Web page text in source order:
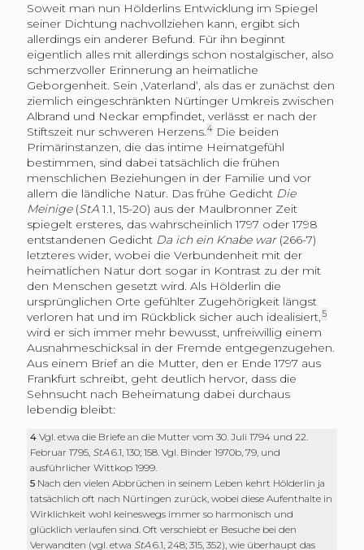
Soweit man nun Hölderlins Entwicklung im Spiegel
seiner Dichtung nachvollziehen kann, ergibt sich
allerdings ein anderer Befund. Für ihn beginnt
eigentlich alles mit allerdings schon nostalgischer, also
schmerzvoller Erinnerung an heimatliche
Geborgenheit. Sein ‚Vaterland‘, als das er zunächst den
ziemlich eingeschränkten Nürtinger Umkreis zwischen
Albrand und Neckar empfindet, verlässt er nach der
Stiftszeit nur schweren Herzens.4Die beiden
Primärinstanzen, die das intime Heimatgefühl
bestimmen, sind dabei tatsächlich die frühen
menschlichen Beziehungen in der Familie und vor
allem die ländliche Natur. Das frühe Gedicht Die
Meinige (StA1.1, 15-20) aus der Maulbronner Zeit
spiegelt ersteres, das wahrscheinlich 1797 oder 1798
entstandenen Gedicht Da ich ein Knabe war (266-7)
letzteres wider, wobei die Verbundenheit mit der
heimatlichen Natur dort sogar in Kontrast zu der mit
den Menschen gesetzt wird. Als Hölderlin die
ursprünglichen Orte gefühlter Zugehörigkeit längst
verloren hat und im Rückblick sicher auch idealisiert,5
wird er sich immer mehr bewusst, unfreiwillig einem
Ausnahmeschicksal in der Fremde entgegenzugehen.
Aus einem Brief an die Mutter, den er Ende 1797 aus
Frankfurt schreibt, geht deutlich hervor, dass die
Sehnsucht nach Beheimatung dabei durchaus
lebendig bleibt:
4Vgl. etwa die Briefe an die Mutter vom 30. Juli 1794 und 22.
Februar 1795, StA6.1, 130; 158. Vgl. Binder 1970b, 79, und
ausführlicher Wittkop 1999.
5 Nach den vielen Abbrüchen in seinem Leben kehrt Hölderlin ja
tatsächlich oft nach Nürtingen zurück, wobei diese Aufenthalte in
Wirklichkeit wohl keineswegs immer so harmonisch und
glücklich verlaufen sind. Oft verschiebt er Besuche bei den
Verwandten (vgl. etwa StA6.1, 248; 315, 352), wie überhaupt das